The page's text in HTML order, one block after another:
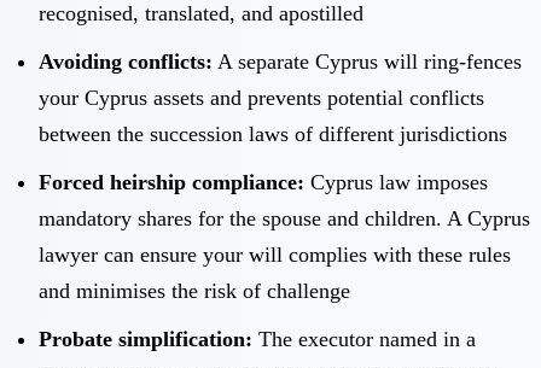
recognised, translated, and apostilled
Avoiding conflicts: A separate Cyprus will ring-fences
your Cyprus assets and prevents potential conflicts
between the succession laws of different jurisdictions
Forced heirship compliance: Cyprus law imposes
mandatory shares for the spouse and children. A Cyprus
lawyer can ensure your will complies with these rules
and minimises the risk of challenge
Probate simplification: The executor named in a